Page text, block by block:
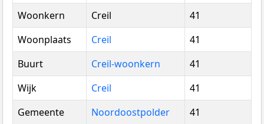
Woonkern Creil
41
Woonplaats
Creil
41
Buurt
Creil-woonkern
41
Wijk
Creil
41
Gemeente
Noordoostpolder
41